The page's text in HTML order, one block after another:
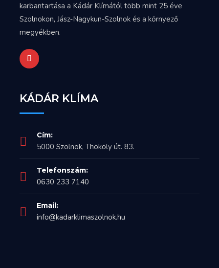
karbantartása a Kádár Klímától több mint 25 éve
Szolnokon, Jász-Nagykun-Szolnok és a környező
megyékben.
KÁDÁR KLÍMA
Cím:
5000 Szolnok, Thököly út. 83.
Telefonszám:
0630 233 7140
Email:
info@kadarklimaszolnok.hu